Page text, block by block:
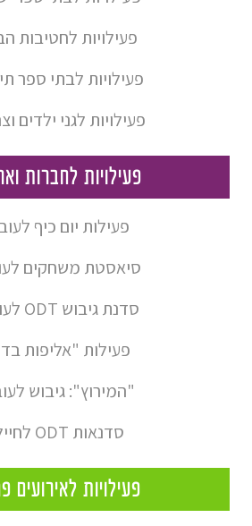
פעילויות לחטיבות
פעילויות לבתי ספר
פעילויות לגני ילדים
פעילויות לחברות
פעילות יום כיף
סיאסטת משחקים
סדנת גיבוש ODT לעובדים
פעילות "אליפות
"המירוץ": גיבוש
סדנאות ODT לחיילים
פעילויות לאירועים